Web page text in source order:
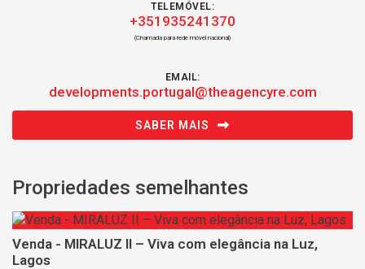
TELEMÓVEL:
+351935241370
(Chamada para rede móvel nacional)
EMAIL:
developments.portugal@theagencyre.com
SABER MAIS
Propriedades semelhantes
Venda - MIRALUZ II – Viva com elegância na Luz,
Lagos